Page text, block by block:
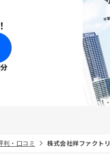
判・口コミ 株式会社祥ファクトリ